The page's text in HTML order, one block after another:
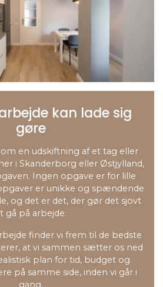
kan lade sig
gøre
en udskiftning af et tag eller
i Skanderborg eller Østjylland,
Ingen opgave er for lille
er unikke og spændende
og det er det, der gør det sjovt
gå på arbejde.
finder vi frem til de bedste
at vi sammen sætter os ned
plan for tid, budget og
på samme side, inden vi går i
gang.